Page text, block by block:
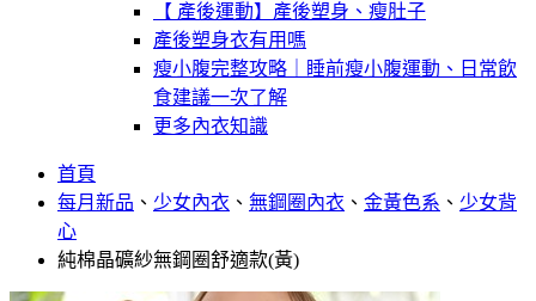
【 產後運動】產後塑身、瘦肚子
產後塑身衣有用嗎
瘦小腹完整攻略｜睡前瘦小腹運動、日常飲
食建議一次了解
更多內衣知識
首頁
每月新品 、 少女內衣 、 無鋼圈內衣 、 金黃色系 、 少女背
心
純棉晶礦紗無鋼圈舒適款(黃)